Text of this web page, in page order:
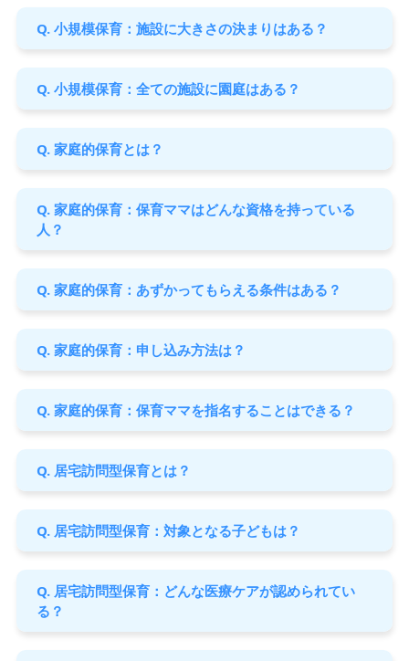
Q. 小規模保育：施設に大きさの決まりはある？
Q. 小規模保育：全ての施設に園庭はある？
Q. 家庭的保育とは？
Q. 家庭的保育：保育ママはどんな資格を持っている
人？
Q. 家庭的保育：あずかってもらえる条件はある？
Q. 家庭的保育：申し込み方法は？
Q. 家庭的保育：保育ママを指名することはできる？
Q. 居宅訪問型保育とは？
Q. 居宅訪問型保育：対象となる子どもは？
Q. 居宅訪問型保育：どんな医療ケアが認められてい
る？